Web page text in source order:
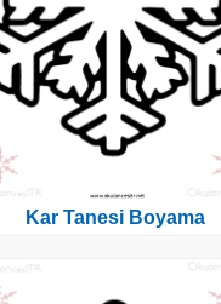
Kar Tanesi Boyama